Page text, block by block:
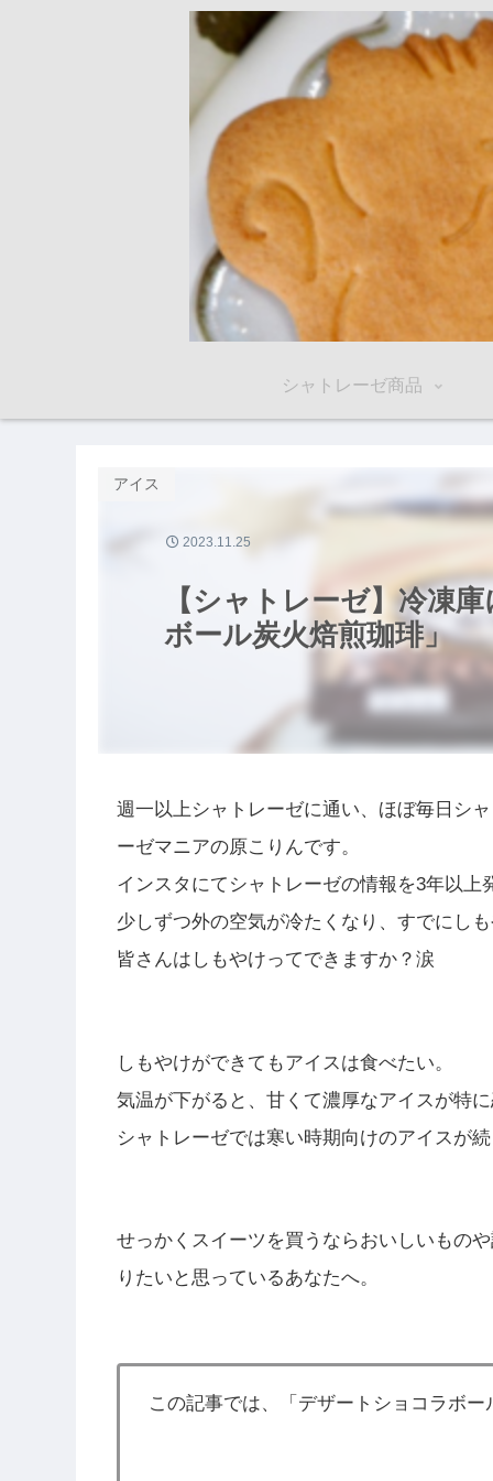
シャトレーゼ商品
【シャトレーゼ】冷凍
ボール炭火焙煎珈琲」
アイス
2023.11.25
週一以上シャトレーゼに通い、ほぼ毎日シ
ーゼマニアの原こりんです。
インスタにてシャトレーゼの情報を3年以上
少しずつ外の空気が冷たくなり、すでにし
皆さんはしもやけってできますか？涙
しもやけができてもアイスは食べたい。
気温が下がると、甘くて濃厚なアイスが特
シャトレーゼでは寒い時期向けのアイスが
せっかくスイーツを買うならおいしいもの
りたいと思っているあなたへ。
この記事では、「デザートショコラボ